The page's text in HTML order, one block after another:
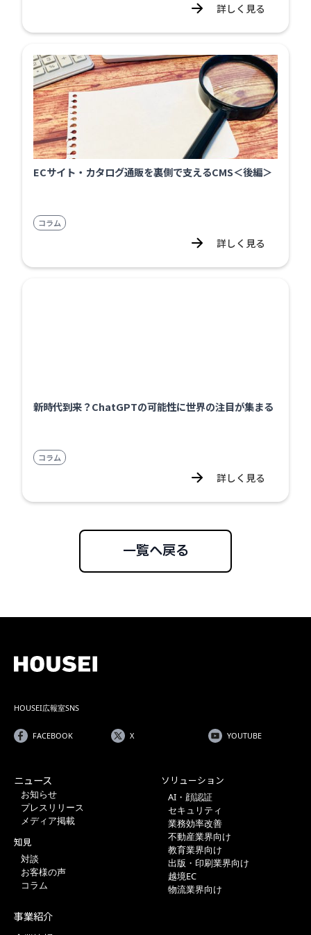
詳しく見る
ECサイト・カタログ通販を裏側で支えるCMS＜後編＞
コラム
詳しく見る
新時代到来？ChatGPTの可能性に世界の注目が集まる
コラム
詳しく見る
一覧へ戻る
HOUSEI広報室SNS
FACEBOOK X YOUTUBE
ニュース
お知らせ
プレスリリース
メディア掲載
知見
対談
お客様の声
コラム
ソリューション
AI・顔認証
セキュリティ
業務効率改善
不動産業界向け
教育業界向け
出版・印刷業界向け
越境EC
物流業界向け
事業紹介